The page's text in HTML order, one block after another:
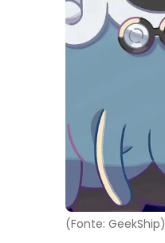
(Fonte: GeekShip)